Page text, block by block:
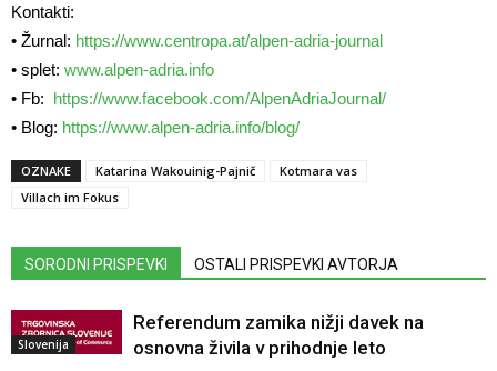
Kontakti:
• Žurnal: https://www.centropa.at/alpen-adria-journal
• splet: www.alpen-adria.info
• Fb: https://www.facebook.com/AlpenAdriaJournal/
• Blog: https://www.alpen-adria.info/blog/
OZNAKE Katarina Wakouinig-Pajnič
Kotmara vas
Villach im Fokus
SORODNI PRISPEVKI OSTALI PRISPEVKI AVTORJA
Slovenija
Referendum zamika nižji davek na
osnovna živila v prihodnje leto